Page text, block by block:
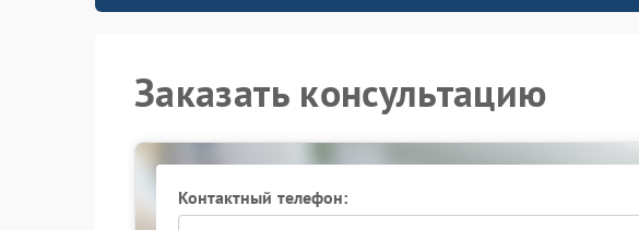
Заказать консультацию
Контактный телефон: